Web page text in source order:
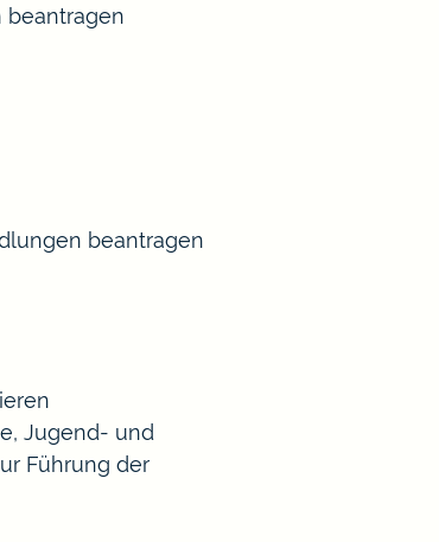
beantragen
beantragen
Jugend- und
Führung der